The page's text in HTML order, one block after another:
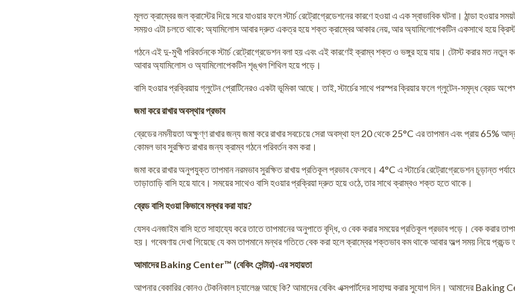
মূলত ক্রাম্বের জল ক্রাস্টের দিয়ে সরে যাওয়ার ফলে স্টার্চ রেট্রোগ্রেডেশনের কারণে হওয়া এ এক স্বাভাবিক ঘটনা। ঠান্ডা হওয়ার
সময়ও এটা চলতে থাকে: অ্যামিলোস আবার দ্রুত একত্র হয়ে শক্ত ক্রাম্বের আকার নেয়, আর অ্যামিলোপেকটিন একসাথে হয়ে
গঠনে এই দু-মুখী পরিবর্তনকে স্টার্চ রেট্রোগ্রেডেশন বলা হয় এবং এই কারণেই ক্রাম্ব শক্ত ও ভঙ্গুর হয়ে যায়। টোস্ট করার মত নতুন
আবার অ্যামিলোস ও অ্যামিলোপেকটিন শৃঙ্খল শিথিল হয়ে পড়ে।
বাসি হওয়ার প্রক্রিয়ায় গ্লুটেন প্রোটিনেরও একটা ভূমিকা আছে। তাই, স্টার্চের সাথে পরস্পর ক্রিয়ার ফলে গ্লুটেন-সমৃদ্ধ ব্রেড
জমা করে রাখার অবস্থার প্রভাব
ব্রেডের নমনীয়তা অক্ষুণ্ণ রাখার জন্য জমা করে রাখার সবচেয়ে সেরা অবস্থা হল 20 থেকে 25°C এর তাপমান এবং প্রায় 65%
কোমল ভাব সুরক্ষিত রাখার জন্য ক্রাম্ব গঠনে পরিবর্তন কম করা।
জমা করে রাখার অনুপযুক্ত তাপমান নরমভাব সুরক্ষিত রাখায় প্রতিকূল প্রভাব ফেলবে। 4°C এ স্টার্চের রেট্রোগ্রেডেশন চূড়ান্ত
তাড়াতাড়ি বাসি হয়ে যাবে। সময়ের সাথেও বাসি হওয়ার প্রক্রিয়া দ্রুত হয়ে ওঠে, তার সাথে ক্রাম্বও শক্ত হতে থাকে।
ব্রেড বাসি হওয়া কিভাবে মন্থর করা যায়?
যেসব এনজাইম বাসি হতে সাহায্যে করে তাতে তাপমানের অনুপাতে বৃদ্ধি, ও বেক করার সময়ের প্রতিকূল প্রভাব পড়ে। বেক করার
হয়। গবেষণায় দেখা গিয়েছে যে কম তাপমানে মন্থর গতিতে বেক করা হলে ক্রাম্বের শক্তভাব কম থাকে আবার অল্প সময় নিয়ে প্রচন্ড
আমাদের Baking Center™ (বেকিং সেন্টার)-এর সহায়তা
আপনার বেকারির কোনও টেকনিকাল চ্যালেঞ্জ আছে কি? আমাদের বেকিং এক্সপার্টদের সাহায্য় করার সুযোগ দিন। আমাদের Baking